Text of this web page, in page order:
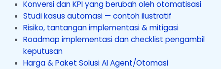
Konversi dan KPI yang berubah oleh otomatisasi
Studi kasus automasi — contoh ilustratif
Risiko, tantangan implementasi & mitigasi
Roadmap implementasi dan checklist pengambil
keputusan
Harga & Paket Solusi AI Agent/Otomasi